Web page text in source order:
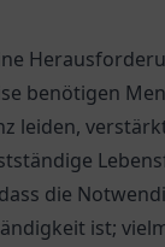
benötigen
leiden,
die
ist;